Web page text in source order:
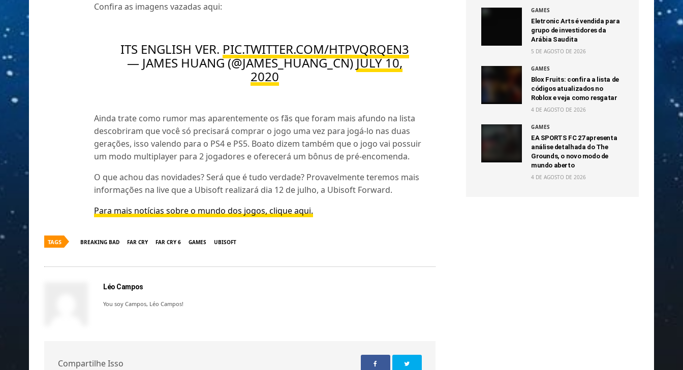
Confira as imagens vazadas aqui:
ITS ENGLISH VER. PIC.TWITTER.COM/HTPVQRQEN3
— JAMES HUANG (@JAMES_HUANG_CN)JULY 10,
2020
Ainda trate como rumor mas aparentemente os fãs que foram mais afundo na lista
descobriram que você só precisará comprar o jogo uma vez para jogá-lo nas duas
gerações, isso valendo para o PS4 e PS5. Boato dizem também que o jogo vai possuir
um modo multiplayer para 2 jogadores e oferecerá um bônus de pré-encomenda.
O que achou das novidades? Será que é tudo verdade? Provavelmente teremos mais
informações na live que a Ubisoft realizará dia 12 de julho, a Ubisoft Forward.
Para mais notícias sobre o mundo dos jogos, clique aqui.
TAGS BREAKING BAD FAR CRY FAR CRY 6 GAMES UBISOFT
Léo Campos
You soy Campos, Léo Campos!
Compartilhe Isso
GAMES
Eletronic Arts é vendida para
grupo de investidores da
Arábia Saudita
5 DE AGOSTO DE 2026
GAMES
Blox Fruits: confira a lista de
códigos atualizados no
Roblox e veja como resgatar
4 DE AGOSTO DE 2026
GAMES
EA SPORTS FC 27 apresenta
análise detalhada do The
Grounds, o novo modo de
mundo aberto
4 DE AGOSTO DE 2026